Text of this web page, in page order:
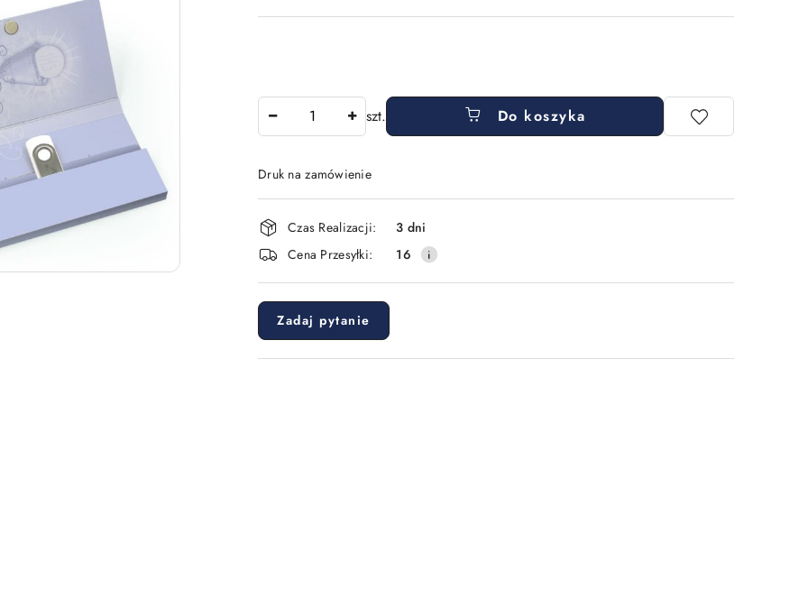
szt. Do koszyka
Druk na zamówienie
Dostępność
i
dostawa
Czas Realizacji:
3 dni
Cena Przesyłki:
16
Zadaj pytanie